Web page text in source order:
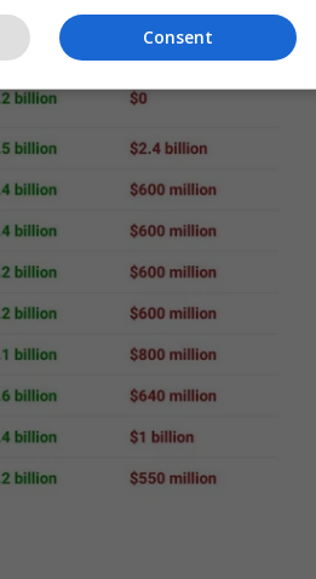
Consent